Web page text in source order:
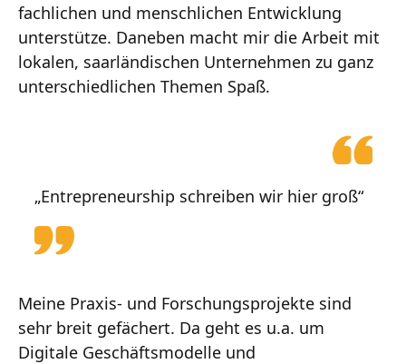
fachlichen und menschlichen Entwicklung
unterstütze. Daneben macht mir die Arbeit mit
lokalen, saarländischen Unternehmen zu ganz
unterschiedlichen Themen Spaß.
„Entrepreneurship schreiben wir hier groß“
Meine Praxis- und Forschungsprojekte sind
sehr breit gefächert. Da geht es u.a. um
Digitale Geschäftsmodelle und